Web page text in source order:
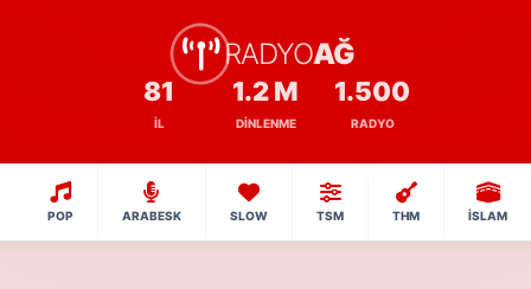
RADYOAĞ
81
İL
1.2 M
DINLENME
1.500
RADYO
POP ARABESK SLOW TSM THM İSLAM